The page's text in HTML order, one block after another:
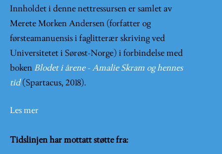
Innholdet i denne nettressursen er samlet av
Merete Morken Andersen (forfatter og
førsteamanuensis i faglitterær skriving ved
Universitetet i Sørøst-Norge) i forbindelse med
boken Blodet i årene - Amalie Skram og hennes
tid (Spartacus, 2018).
Les mer
Tidslinjen har mottatt støtte fra: